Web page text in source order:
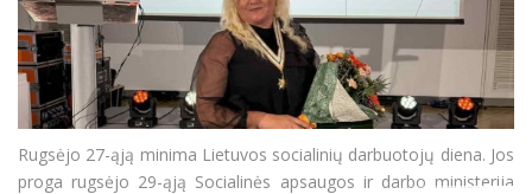
Rugsėjo 27-ąją minima Lietuvos socialinių darbuotojų diena. Jos
proga rugsėjo 29-ąją Socialinės apsaugos ir darbo ministerija